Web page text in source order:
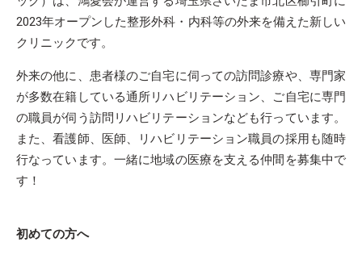
2023年オープンした整形外科・内科等の外来を備えた新しい
クリニックです。
外来の他に、患者様のご自宅に伺っての訪問診療や、専門家
が多数在籍している通所リハビリテーション、ご自宅に専門
の職員が伺う訪問リハビリテーションなども行っています。
また、看護師、医師、リハビリテーション職員の採用も随時
行なっています。一緒に地域の医療を支える仲間を募集中で
す！
初めての方へ